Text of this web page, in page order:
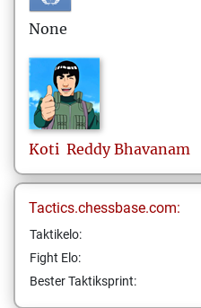
None
Koti Reddy Bhavanam
Tactics.chessbase.com:
Taktikelo:
Fight Elo:
Bester Taktiksprint: